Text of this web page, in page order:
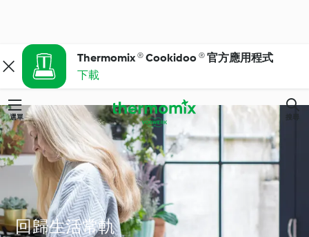
Thermomix ® Cookidoo ® 官方應用程式
下載
選單 搜尋
回歸生活常軌